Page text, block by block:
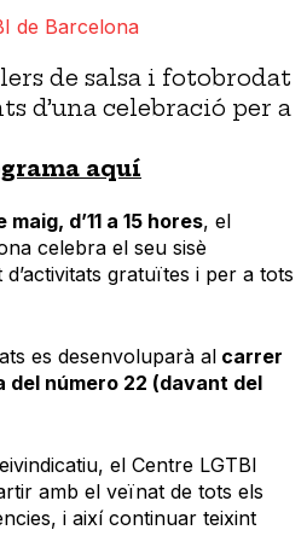
de Barcelona
de salsa i fotobrodat
d’una celebració per a
aquí
d’11 a 15 hores, el
celebra el seu sisè
gratuïtes i per a tots
es desenvoluparà al carrer
del número 22 (davant del
el Centre LGTBI
amb el veïnat de tots els
i així continuar teixint